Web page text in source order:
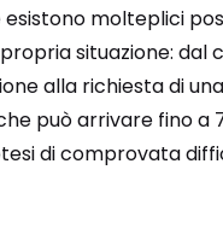
molteplici
situazione: dal
alla richiesta di
può arrivare fino a
di comprovata